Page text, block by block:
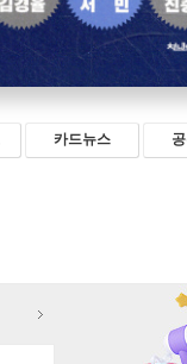
카드뉴스